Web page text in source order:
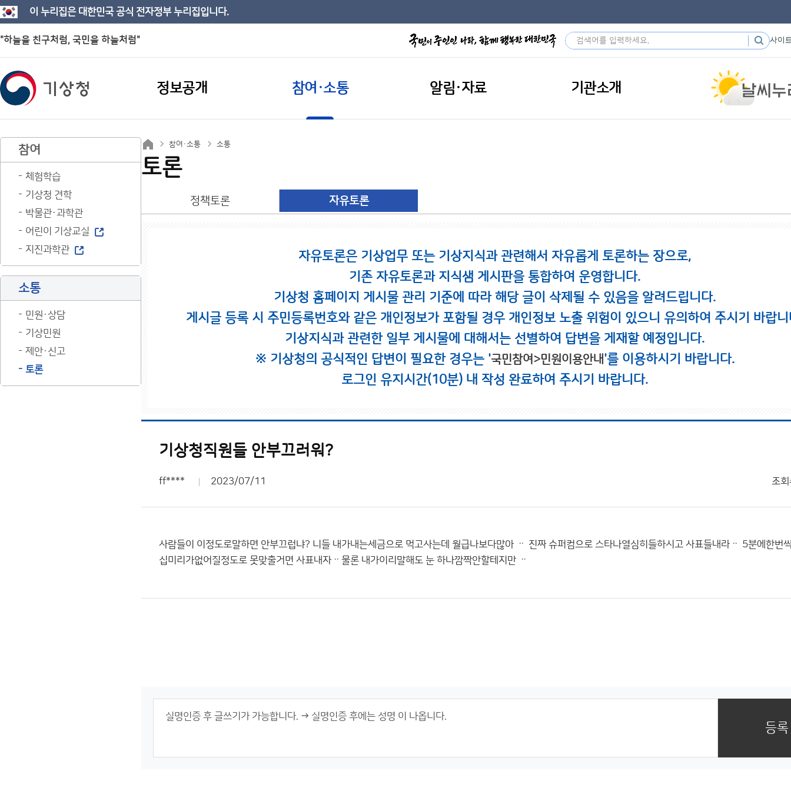
이 누리집은 대한민국 공식 전자정부 누리집입니다.
"하늘을 친구처럼, 국민을 하늘처럼" 사이
정보공개 참여·소통 알림·자료 기관소개
참여
체험학습
기상청 견학
박물관·과학관
어린이 기상교실
지진과학관
소통
민원·상담
기상민원
제안·신고
토론
참여·소통 소통
토론
정책토론 자유토론
자유토론은 기상업무 또는 기상지식과 관련해서 자유롭게 토론하는 장으로,
기존 자유토론과 지식샘 게시판을 통합하여 운영합니다.
기상청 홈페이지 게시물 관리 기준에 따라 해당 글이 삭제될 수 있음을 알려드립니다.
게시글 등록 시 주민등록번호와 같은 개인정보가 포함될 경우 개인정보 노출 위험이 있으니 유의하여 주시기 바랍니
기상지식과 관련한 일부 게시물에 대해서는 선별하여 답변을 게재할 예정입니다.
※ 기상청의 공식적인 답변이 필요한 경우는 '국민참여>민원이용안내'를 이용하시기 바랍니다.
로그인 유지시간(10분) 내 작성 완료하여 주시기 바랍니다.
기상청직원들 안부끄러워?
ff**** 2023/07/11 조회
사람들이 이정도로말하면 안부끄럽냐? 니들 내가내는세금으로 먹고사는데 월급나보다많아 ᆢ 진짜 슈퍼컴으로 스타나열심히들하시고 사표들내라ᆢ 5분에한번
십미리가없어질정도로 못맞출거면 사표내자ᆢ물론 내가이리말해도 눈 하나깜짝안할테지만 ᆢ
등록